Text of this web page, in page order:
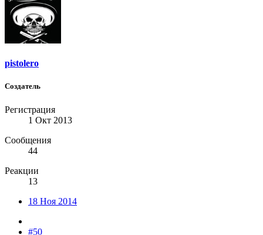
pistolero
Создатель
Регистрация
1 Окт 2013
Сообщения
44
Реакции
13
18 Ноя 2014
#50